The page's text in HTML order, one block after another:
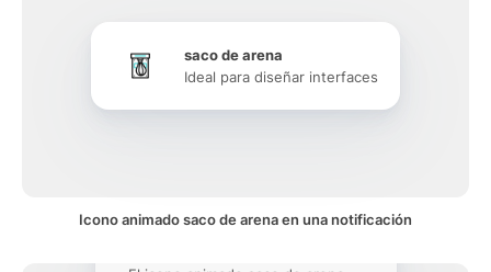
saco de arena
Ideal para diseñar interfaces
Icono animado saco de arena en una notificación